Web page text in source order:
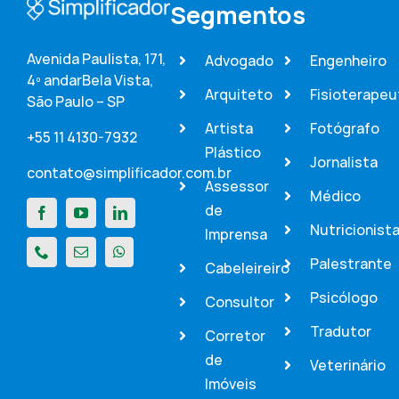
Avenida Paulista, 171,
4º andarBela Vista,
São Paulo – SP
+55 11 4130-7932
contato@simplificador.com.br
Segmentos
Advogado
Arquiteto
Artista
Plástico
Assessor
de
Imprensa
Cabeleireiro
Consultor
Corretor
de
Imóveis
Engenheiro
Fotógrafo
Jornalista
Médico
Nutricionista
Palestrante
Psicólogo
Tradutor
Veterinário